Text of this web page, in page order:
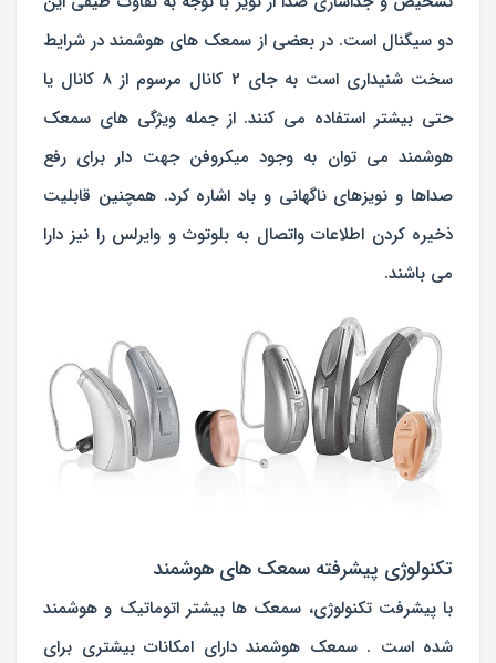
دو سیگنال است. در بعضی از سمعک های هوشمند در شرایط
سخت شنیداری است به جای 2 کانال مرسوم از 8 کانال یا
حتی بیشتر استفاده می کنند. از جمله ویژگی های سمعک
هوشمند می توان به وجود میکروفن جهت دار برای رفع
صداها و نویزهای ناگهانی و باد اشاره کرد. همچنین قابلیت
ذخیره کردن اطلاعات واتصال به بلوتوث و وایرلس را نیز دارا
می باشند.
تکنولوژی پیشرفته سمعک های هوشمند
با پیشرفت تکنولوژی، سمعک ها بیشتر اتوماتیک و هوشمند
شده است . سمعک هوشمند دارای امکانات بیشتری برای